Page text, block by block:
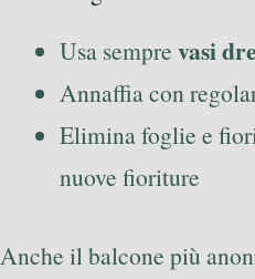
Usa sempre vasi
Annaffia con
Elimina foglie e
nuove fioriture
Anche il balcone più